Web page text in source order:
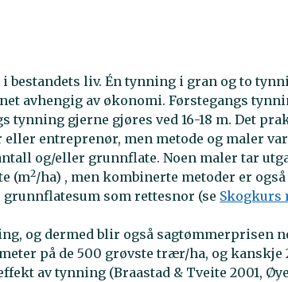
bestandets liv. Én tynning i gran og to
avhengig av økonomi. Førstegangs
tynning gjerne gjøres ved 16-18 m. Det
entreprenør, men metode og maler
og/eller grunnflate. Noen maler tar
(m2/ha) , men kombinerte metoder er
som rettesnor (se Skogkurs
og dermed blir også sagtømmerprisen
på de 500 grøvste trær/ha, og kanskje
av tynning (Braastad & Tveite 2001,